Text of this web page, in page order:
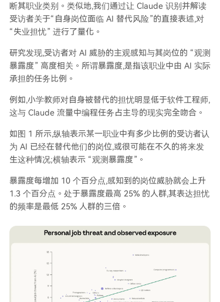
断其职业类别。类似地,我们通过让 Claude 识别并解读
受访者关于“自身岗位面临 AI 替代风险”的直接表述,对
“失业担忧” 进行了量化。
研究发现,受访者对 AI 威胁的主观感知与其岗位的 “观测
暴露度” 高度相关。所谓暴露度,是指该职业中由 AI 实际
承担的任务比例。
例如,小学教师对自身被替代的担忧明显低于软件工程师,
这与 Claude 流量中编程任务占主导的现实完全吻合。
如图 1 所示,纵轴表示某一职业中有多少比例的受访者认
为 AI 已经在替代他们的岗位,或很可能在不久的将来发
生这种情况;横轴表示 “观测暴露度”。
暴露度每增加 10 个百分点,感知到的岗位威胁就会上升
1.3 个百分点。处于暴露度最高 25% 的人群,其表达担忧
的频率是最低 25% 人群的三倍。